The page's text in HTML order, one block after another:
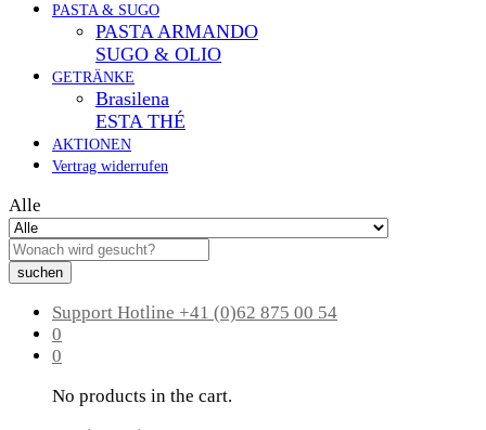
PASTA & SUGO
PASTA ARMANDO
SUGO & OLIO
GETRÄNKE
Brasilena
ESTA THÉ
AKTIONEN
Vertrag widerrufen
Alle
suchen
Support Hotline +41 (0)62 875 00 54
0
0
No products in the cart.